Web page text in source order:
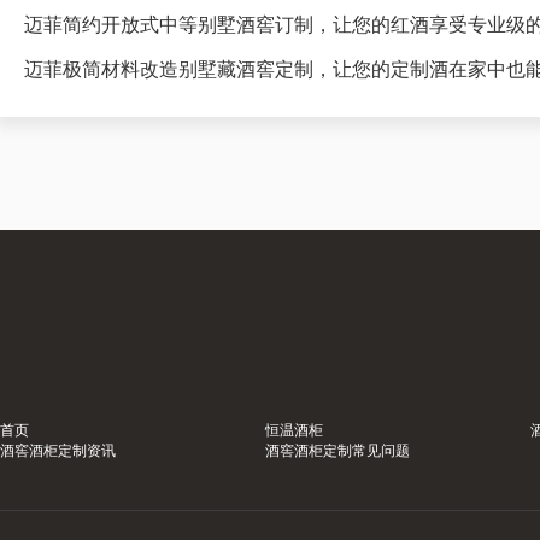
迈菲简约开放式中等别墅酒窖订制，让您的红酒享受专业级
迈菲极简材料改造别墅藏酒窖定制，让您的定制酒在家中也
首页 恒温酒柜
酒窖酒柜定制资讯
酒窖酒柜定制常见问题